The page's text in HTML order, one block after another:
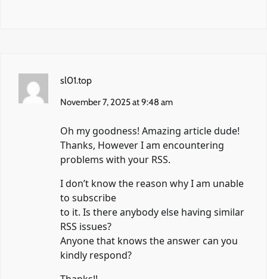
sl01.top
November 7, 2025 at 9:48 am
Oh my goodness! Amazing article dude!
Thanks, However I am encountering
problems with your RSS.
I don’t know the reason why I am unable
to subscribe
to it. Is there anybody else having similar
RSS issues?
Anyone that knows the answer can you
kindly respond?